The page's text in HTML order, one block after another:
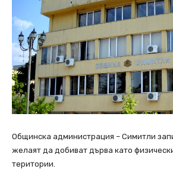
Общинска администрация – Симитли
желаят да добиват дърва като
територии.